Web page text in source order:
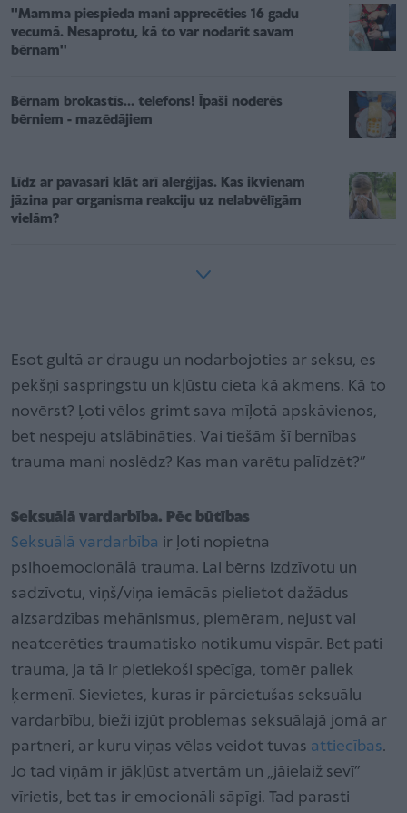
''Mamma piespieda mani apprecēties 16 gadu
vecumā. Nesaprotu, kā to var nodarīt savam
bērnam''
Bērnam brokastīs... telefons! Īpaši noderēs
bērniem - mazēdājiem
Līdz ar pavasari klāt arī alerģijas. Kas ikvienam
jāzina par organisma reakciju uz nelabvēlīgām
vielām?
Esot gultā ar draugu un nodarbojoties ar seksu, es
pēkšņi saspringstu un kļūstu cieta kā akmens. Kā to
novērst? Ļoti vēlos grimt sava mīļotā apskāvienos,
bet nespēju atslābināties. Vai tiešām šī bērnības
trauma mani noslēdz? Kas man varētu palīdzēt?”
Seksuālā vardarbība. Pēc būtības
Seksuālā vardarbība ir ļoti nopietna
psihoemocionālā trauma. Lai bērns izdzīvotu un
sadzīvotu, viņš/viņa iemācās pielietot dažādus
aizsardzības mehānismus, piemēram, nejust vai
neatcerēties traumatisko notikumu vispār. Bet pati
trauma, ja tā ir pietiekoši spēcīga, tomēr paliek
ķermenī. Sievietes, kuras ir pārcietušas seksuālu
vardarbību, bieži izjūt problēmas seksuālajā jomā ar
partneri, ar kuru viņas vēlas veidot tuvas attiecības.
Jo tad viņām ir jākļūst atvērtām un „jāielaiž sevī”
vīrietis, bet tas ir emocionāli sāpīgi. Tad parasti